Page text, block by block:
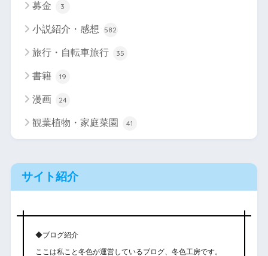
募金 3
小説紹介・感想 582
旅行・自転車旅行 35
書籍 19
漫画 24
観葉植物・家庭菜園 41
サイト紹介
◆ブログ紹介
ここは私こと冬色が運営しているブログ、冬色工房です。